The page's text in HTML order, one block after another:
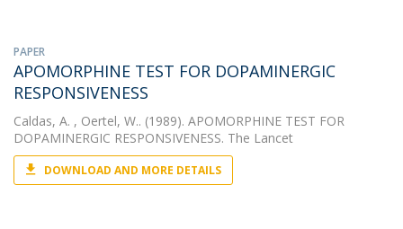
PAPER
APOMORPHINE TEST FOR DOPAMINERGIC
RESPONSIVENESS
Caldas, A. , Oertel, W.. (1989). APOMORPHINE TEST FOR
DOPAMINERGIC RESPONSIVENESS. The Lancet
DOWNLOAD AND MORE DETAILS